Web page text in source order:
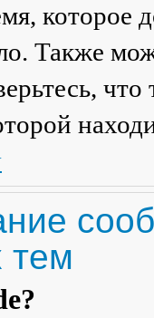
которое
Также
тем